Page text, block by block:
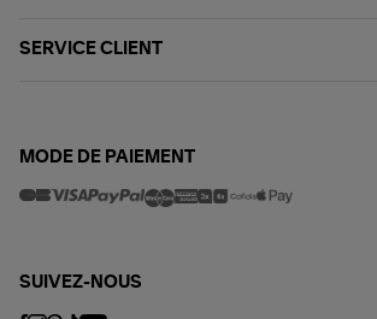
SERVICE CLIENT
MODE DE PAIEMENT
SUIVEZ-NOUS